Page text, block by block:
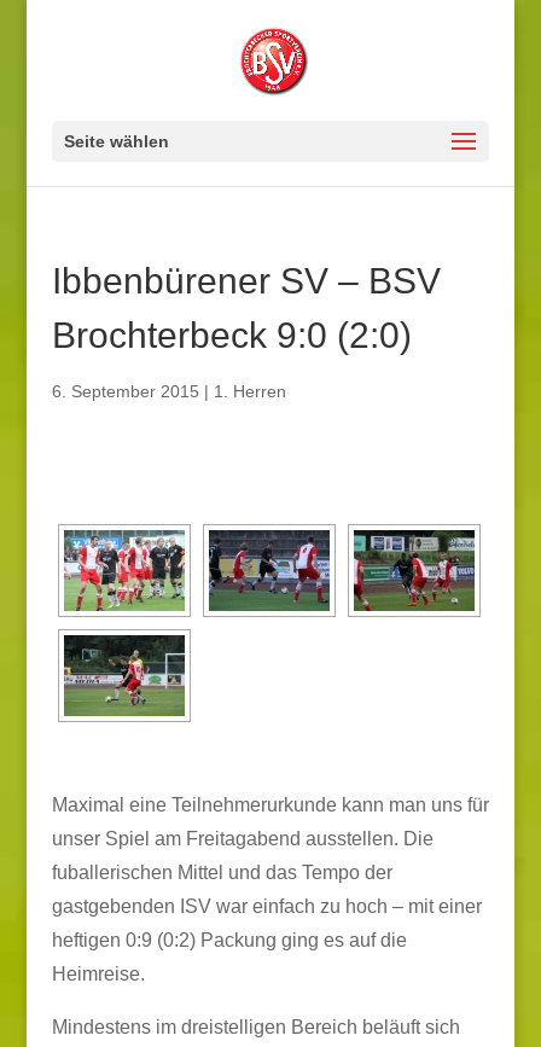
Seite wählen
Ibbenbürener SV – BSV
Brochterbeck 9:0 (2:0)
6. September 2015 | 1. Herren
Maximal eine Teilnehmerurkunde kann man uns für
unser Spiel am Freitagabend ausstellen. Die
fuballerischen Mittel und das Tempo der
gastgebenden ISV war einfach zu hoch – mit einer
heftigen 0:9 (0:2) Packung ging es auf die
Heimreise.
Mindestens im dreistelligen Bereich beläuft sich